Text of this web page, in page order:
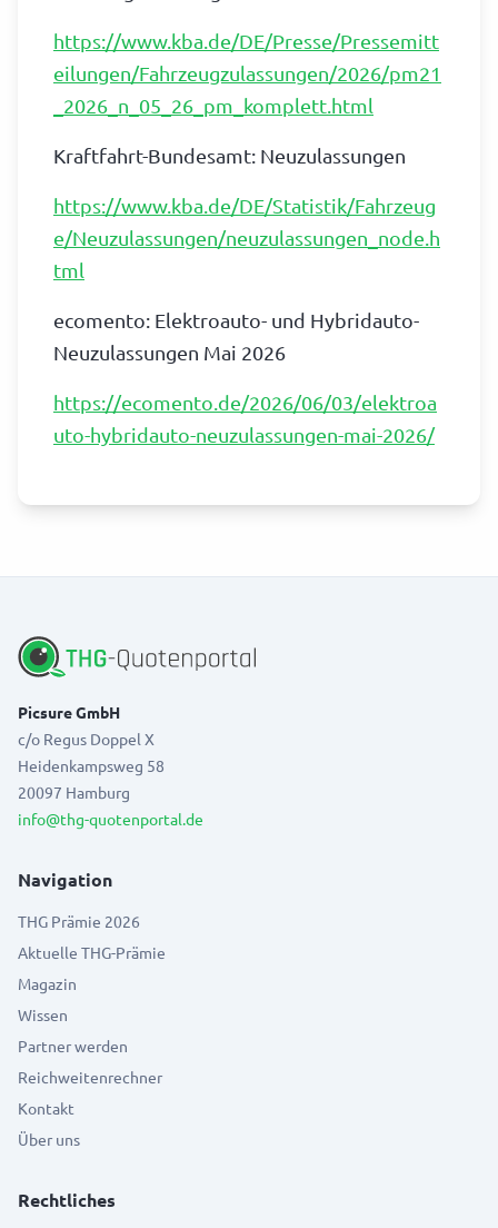
https://www.kba.de/DE/Presse/Pressemitt
eilungen/Fahrzeugzulassungen/2026/pm21
_2026_n_05_26_pm_komplett.html
Kraftfahrt-Bundesamt: Neuzulassungen
https://www.kba.de/DE/Statistik/Fahrzeug
e/Neuzulassungen/neuzulassungen_node.h
tml
ecomento: Elektroauto- und Hybridauto-
Neuzulassungen Mai 2026
https://ecomento.de/2026/06/03/elektroa
uto-hybridauto-neuzulassungen-mai-2026/
Picsure GmbH
c/o Regus Doppel X
Heidenkampsweg 58
20097 Hamburg
info@thg-quotenportal.de
Navigation
THG Prämie 2026
Aktuelle THG-Prämie
Magazin
Wissen
Partner werden
Reichweitenrechner
Kontakt
Über uns
Rechtliches